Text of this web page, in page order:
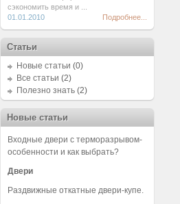
сэкономить время и ...
01.01.2010
Подробнее...
Статьи
Новые статьи (0)
Все статьи (2)
Полезно знать (2)
Новые статьи
Входные двери с терморазрывом-
особенности и как выбрать?
Двери
Раздвижные откатные двери-купе.